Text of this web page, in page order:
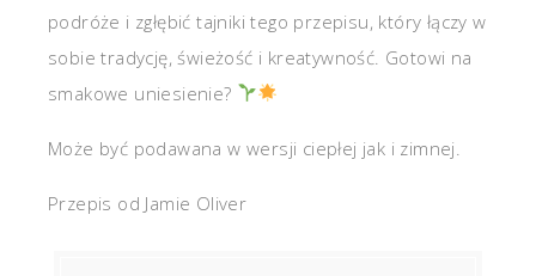
podróże i zgłębić tajniki tego przepisu, który łączy w
sobie tradycję, świeżość i kreatywność. Gotowi na
smakowe uniesienie?
Może być podawana w wersji ciepłej jak i zimnej.
Przepis od Jamie Oliver